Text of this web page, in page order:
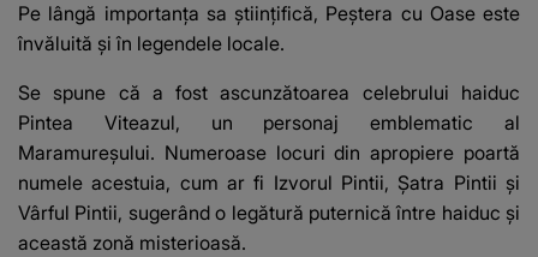
Pe lângă importanța sa științifică, Peștera cu Oase este
învăluită și în legendele locale.
Se spune că a fost ascunzătoarea celebrului haiduc
Pintea Viteazul, un personaj emblematic al
Maramureșului. Numeroase locuri din apropiere poartă
numele acestuia, cum ar fi Izvorul Pintii, Șatra Pintii și
Vârful Pintii, sugerând o legătură puternică între haiduc și
această zonă misterioasă.